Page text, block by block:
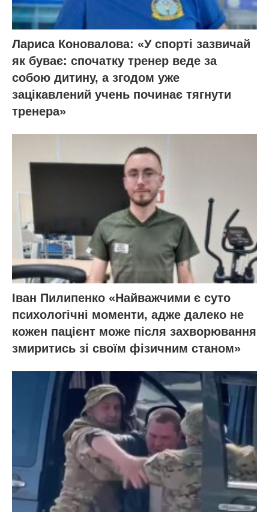
Лариса Коновалова: «У спорті зазвичай
як буває: спочатку тренер веде за
собою дитину, а згодом уже
зацікавлений учень починає тягнути
тренера»
Іван Пилипенко «Найважчими є суто
психологічні моменти, адже далеко не
кожен пацієнт може після захворювання
змиритись зі своїм фізичним станом»